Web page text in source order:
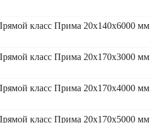
класс Прима 20x140x6000 мм
класс Прима 20x170x3000 мм
класс Прима 20x170x4000 мм
класс Прима 20x170x5000 мм